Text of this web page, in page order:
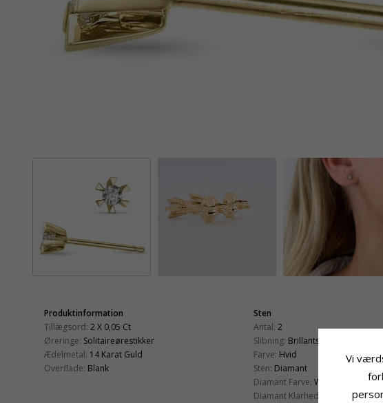
Produktinformation
Tillægsord: 2 X 0,05 Ct
Øreringe: Solitaireørestikker
Ædelmetal: 14 Karat Guld
Overflade: Blank
Sten
Antal: 2
Slibning: Brillantsleben
Farve: Hvid
Sten: Diamant
Diamant Farve: Wesselton
Diamant Klarhed:
Vi